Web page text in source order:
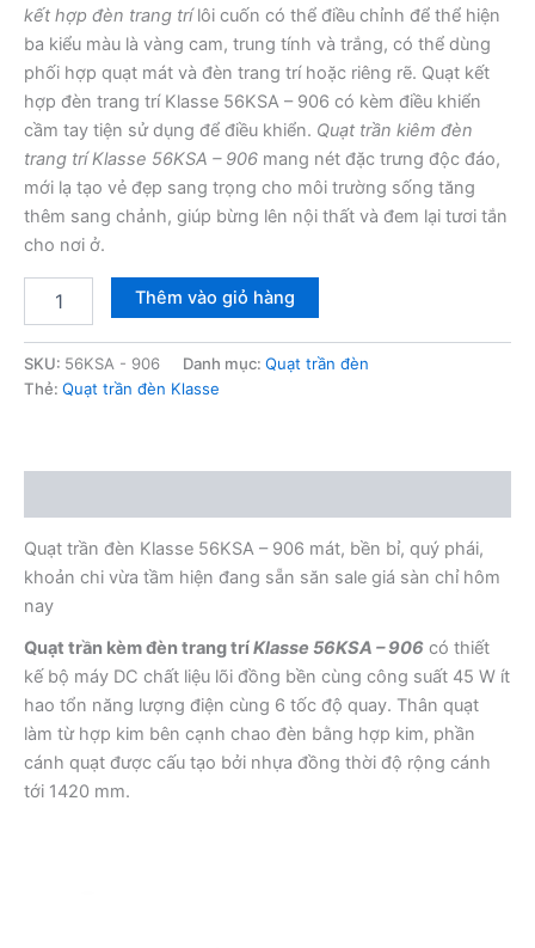
kết hợp đèn trang trílôi cuốn có thể điều chỉnh để thể hiện
ba kiểu màu là vàng cam, trung tính và trắng, có thể dùng
phối hợp quạt mát và đèn trang trí hoặc riêng rẽ. Quạt kết
hợp đèn trang trí Klasse 56KSA – 906 có kèm điều khiển
cầm tay tiện sử dụng để điều khiển. Quạt trần kiêm đèn
trang trí Klasse 56KSA – 906 mang nét đặc trưng độc đáo,
mới lạ tạo vẻ đẹp sang trọng cho môi trường sống tăng
thêm sang chảnh, giúp bừng lên nội thất và đem lại tươi tắn
cho nơi ở.
Klasse
56KSA
Thêm vào giỏ hàng
SKU: 56KSA - 906 Danh mục: Quạt trần đèn
Thẻ: Quạt trần đèn Klasse
Quạt trần đèn Klasse 56KSA – 906 mát, bền bỉ, quý phái,
khoản chi vừa tầm hiện đang sẵn săn sale giá sàn chỉ hôm
nay
Quạt trần kèm đèn trang tríKlasse 56KSA – 906 có thiết
kế bộ máy DC chất liệu lõi đồng bền cùng công suất 45 W ít
hao tổn năng lượng điện cùng 6 tốc độ quay. Thân quạt
làm từ hợp kim bên cạnh chao đèn bằng hợp kim, phần
cánh quạt được cấu tạo bởi nhựa đồng thời độ rộng cánh
tới 1420 mm.